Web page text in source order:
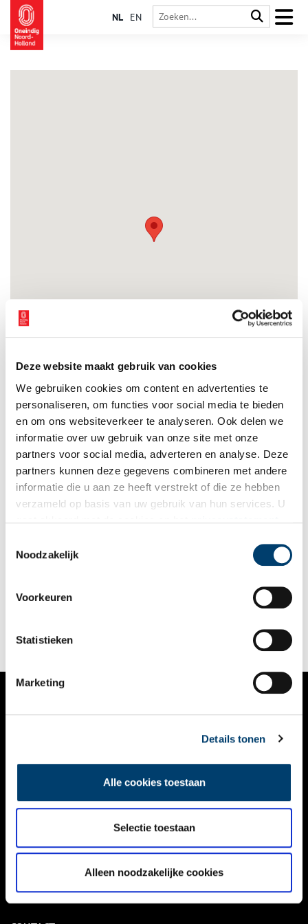
Deze website maakt gebruik van cookies
We gebruiken cookies om content en advertenties te
personaliseren, om functies voor social media te bieden
en om ons websiteverkeer te analyseren. Ook delen we
informatie over uw gebruik van onze site met onze
partners voor social media, adverteren en analyse. Deze
partners kunnen deze gegevens combineren met andere
informatie die u aan ze heeft verstrekt of die ze hebben
verzameld op basis van uw gebruik van hun services. U
Noodzakelijk
Voorkeuren
Statistieken
Marketing
Details tonen
Alle cookies toestaan
Selectie toestaan
Alleen noodzakelijke cookies
NL EN
Purmer
In de Purmer woonde enkele eeuwen geleden een woeste
een duivelse sluwheid maar het hart op de juiste plaats. Hij
stal van de rijken en gaf aan de armen, als een ware Robin
6 min
VERHALEN
KALENDER
THEMA’S
VIDEO’S